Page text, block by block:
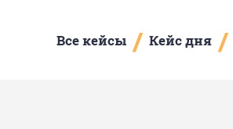
Все кейсы / Кейс дня /